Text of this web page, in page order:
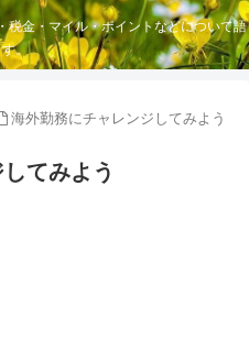
税金・マイル・ポイントなどについて語
。
海外勤務にチャレンジしてみよう
てみよう